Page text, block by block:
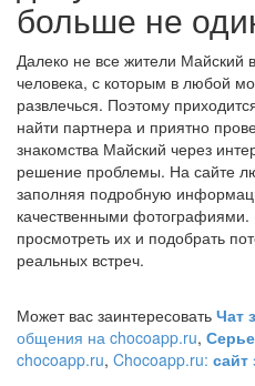
больше не
Далеко не все жители Майский
человека, с которым в любой
развлечься. Поэтому
найти партнера и приятно
знакомства Майский через
решение проблемы. На сайте
заполняя подробную
качественными
просмотреть их и подобрать
реальных встреч.
Может вас заинтересовать Чат
общения на chocoapp.ru,
chocoapp.ru, Chocoapp.ru: сайт